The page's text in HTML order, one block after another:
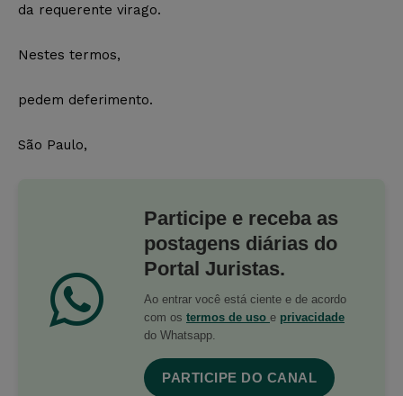
da requerente virago.
Nestes termos,
pedem deferimento.
São Paulo,
Participe e receba as
postagens diárias do
Portal Juristas.
Ao entrar você está ciente e de acordo
com os termos de uso e privacidade
do Whatsapp.
PARTICIPE DO CANAL